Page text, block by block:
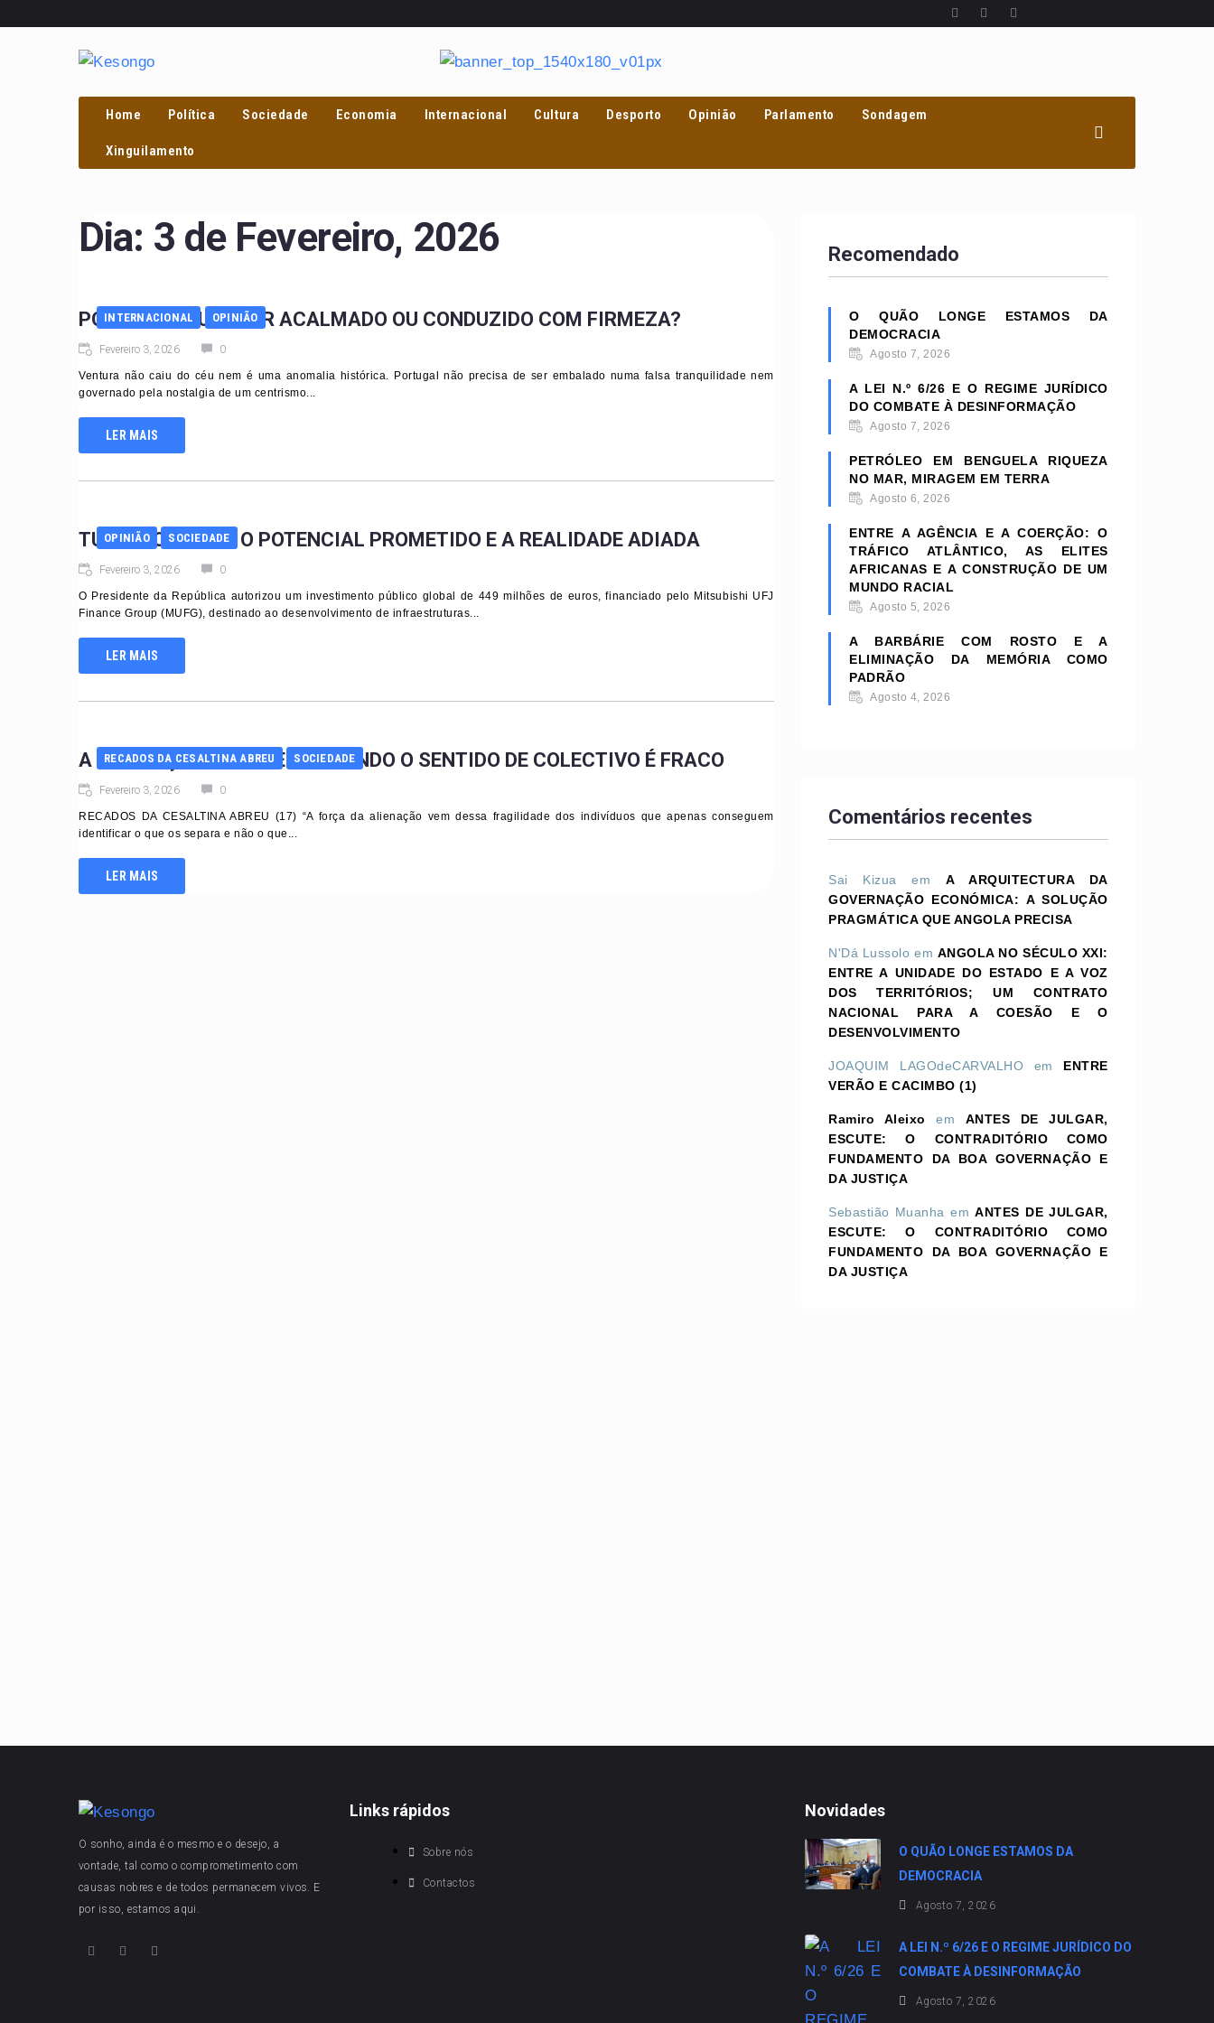
Home Política Sociedade Economia Internacional Cultura Desporto Opinião Parlamento Sondagem
Xinguilamento
Dia: 3 de Fevereiro, 2026
INTERNACIONAL OPINIÃO
PORTUGAL QUER SER ACALMADO OU CONDUZIDO COM FIRMEZA?
Fevereiro 3, 2026 0
Ventura não caiu do céu nem é uma anomalia histórica. Portugal não precisa de ser embalado numa falsa tranquilidade nem
governado pela nostalgia de um centrismo...
LER MAIS
OPINIÃO SOCIEDADE
TURISMO. ENTRE O POTENCIAL PROMETIDO E A REALIDADE ADIADA
Fevereiro 3, 2026 0
O Presidente da República autorizou um investimento público global de 449 milhões de euros, financiado pelo Mitsubishi UFJ
Finance Group (MUFG), destinado ao desenvolvimento de infraestruturas...
LER MAIS
RECADOS DA CESALTINA ABREU SOCIEDADE
A ALIENAÇÃO PROSPERA QUANDO O SENTIDO DE COLECTIVO É FRACO
Fevereiro 3, 2026 0
RECADOS DA CESALTINA ABREU (17) “A força da alienação vem dessa fragilidade dos indivíduos que apenas conseguem
identificar o que os separa e não o que...
LER MAIS
Recomendado
O QUÃO LONGE ESTAMOS DA
DEMOCRACIA
Agosto 7, 2026
A LEI N.º 6/26 E O REGIME JURÍDICO
DO COMBATE À DESINFORMAÇÃO
Agosto 7, 2026
PETRÓLEO EM BENGUELA RIQUEZA
NO MAR, MIRAGEM EM TERRA
Agosto 6, 2026
ENTRE A AGÊNCIA E A COERÇÃO: O
TRÁFICO ATLÂNTICO, AS ELITES
AFRICANAS E A CONSTRUÇÃO DE UM
MUNDO RACIAL
Agosto 5, 2026
A BARBÁRIE COM ROSTO E A
ELIMINAÇÃO DA MEMÓRIA COMO
PADRÃO
Agosto 4, 2026
Comentários recentes
Sai Kizua emA ARQUITECTURA DA
GOVERNAÇÃO ECONÓMICA: A SOLUÇÃO
PRAGMÁTICA QUE ANGOLA PRECISA
N'Dá Lussolo em ANGOLA NO SÉCULO XXI:
ENTRE A UNIDADE DO ESTADO E A VOZ
DOS TERRITÓRIOS; UM CONTRATO
NACIONAL PARA A COESÃO E O
DESENVOLVIMENTO
JOAQUIM LAGOdeCARVALHO em ENTRE
VERÃO E CACIMBO (1)
Ramiro Aleixo em ANTES DE JULGAR,
ESCUTE: O CONTRADITÓRIO COMO
FUNDAMENTO DA BOA GOVERNAÇÃO E
DA JUSTIÇA
Sebastião Muanha emANTES DE JULGAR,
ESCUTE: O CONTRADITÓRIO COMO
FUNDAMENTO DA BOA GOVERNAÇÃO E
DA JUSTIÇA
O sonho, ainda é o mesmo e o desejo, a
vontade, tal como o comprometimento com
causas nobres e de todos permanecem vivos. E
por isso, estamos aqui.
Links rápidos
Sobre nós
Contactos
Novidades
O QUÃO LONGE ESTAMOS DA
DEMOCRACIA
Agosto 7, 2026
A LEI N.º 6/26 E O REGIME JURÍDICO DO
COMBATE À DESINFORMAÇÃO
Agosto 7, 2026